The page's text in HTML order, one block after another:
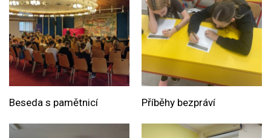
Beseda s pamětnicí Příběhy bezpráví